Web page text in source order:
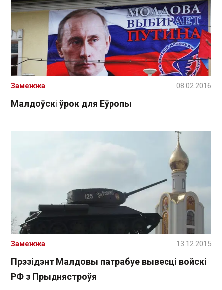
Малдоўскі ўрок для Еўропы
Замежжа 08.02.2016
Прэзідэнт Малдовы патрабуе вывесці войскі
РФ з Прыднястроўя
Замежжа 13.12.2015